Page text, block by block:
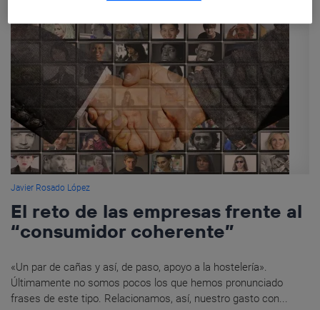
Javier Rosado López
El reto de las empresas frente al
“consumidor coherente”
«Un par de cañas y así, de paso, apoyo a la hostelería».
Últimamente no somos pocos los que hemos pronunciado
frases de este tipo. Relacionamos, así, nuestro gasto con...